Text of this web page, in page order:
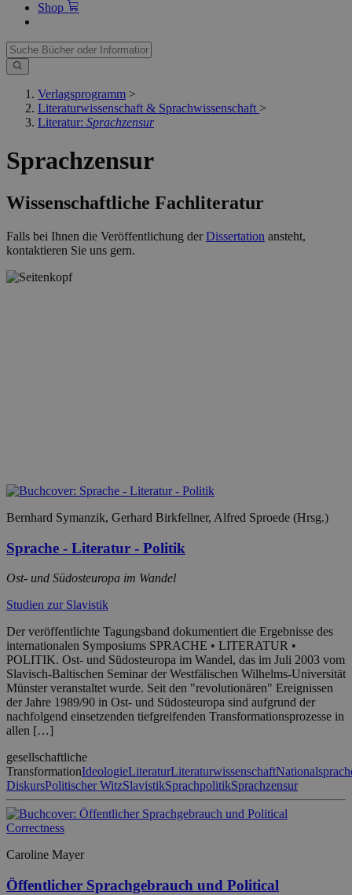
Shop
Verlagsprogramm >
Literaturwissenschaft & Sprachwissenschaft >
Literatur: Sprachzensur
Sprachzensur
Wissenschaftliche Fachliteratur
Falls bei Ihnen die Veröffentlichung derDissertation ansteht,
kontaktieren Sie uns gern.
Bernhard Symanzik, Gerhard Birkfellner, Alfred Sproede (Hrsg.)
Sprache - Literatur - Politik
Ost- und Südosteuropa im Wandel
Studien zur Slavistik
Der veröffentlichte Tagungsband dokumentiert die Ergebnisse des
internationalen Symposiums SPRACHE • LITERATUR •
POLITIK. Ost- und Südosteuropa im Wandel, das im Juli 2003 vom
Slavisch-Baltischen Seminar der Westfälischen Wilhelms-Universität
Münster veranstaltet wurde. Seit den "revolutionären" Ereignissen
der Jahre 1989/90 in Ost- und Südosteuropa sind aufgrund der
nachfolgend einsetzenden tiefgreifenden Transformationsprozesse in
allen […]
gesellschaftliche
TransformationIdeologieLiteraturLiteraturwissenschaft
DiskursPolitischer WitzSlavistikSprachpolitikSprachzensur
Caroline Mayer
Öffentlicher Sprachgebrauch und Political